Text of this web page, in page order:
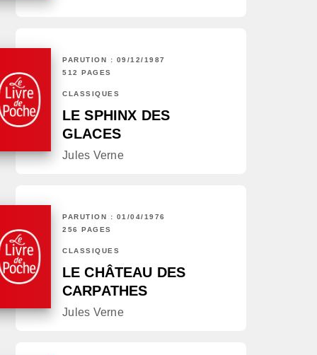
PARUTION : 09/12/1987
512 PAGES
CLASSIQUES
LE SPHINX DES
GLACES
Jules Verne
PARUTION : 01/04/1976
256 PAGES
CLASSIQUES
LE CHÂTEAU DES
CARPATHES
Jules Verne